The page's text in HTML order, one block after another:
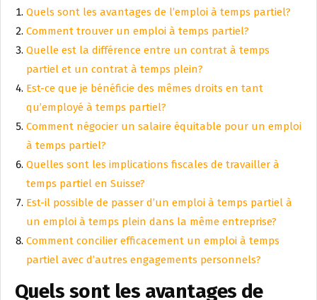
Quels sont les avantages de l’emploi à temps partiel?
Comment trouver un emploi à temps partiel?
Quelle est la différence entre un contrat à temps
partiel et un contrat à temps plein?
Est-ce que je bénéficie des mêmes droits en tant
qu’employé à temps partiel?
Comment négocier un salaire équitable pour un emploi
à temps partiel?
Quelles sont les implications fiscales de travailler à
temps partiel en Suisse?
Est-il possible de passer d’un emploi à temps partiel à
un emploi à temps plein dans la même entreprise?
Comment concilier efficacement un emploi à temps
partiel avec d’autres engagements personnels?
Quels sont les avantages de